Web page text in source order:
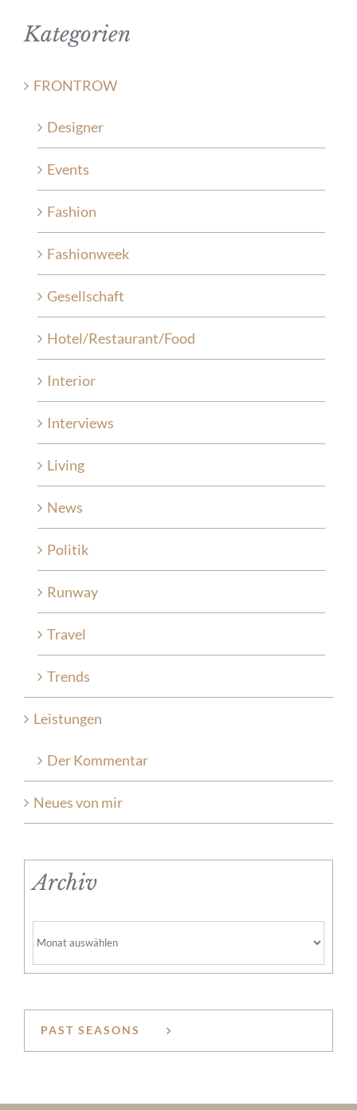
Kategorien
FRONTROW
Designer
Events
Fashion
Fashionweek
Gesellschaft
Hotel/Restaurant/Food
Interior
Interviews
Living
News
Politik
Runway
Travel
Trends
Leistungen
Der Kommentar
Neues von mir
Archiv
PAST SEASONS